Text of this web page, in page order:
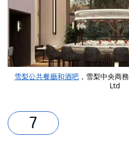
雪梨公共餐廳和酒吧 ，雪梨中央商
Ltd